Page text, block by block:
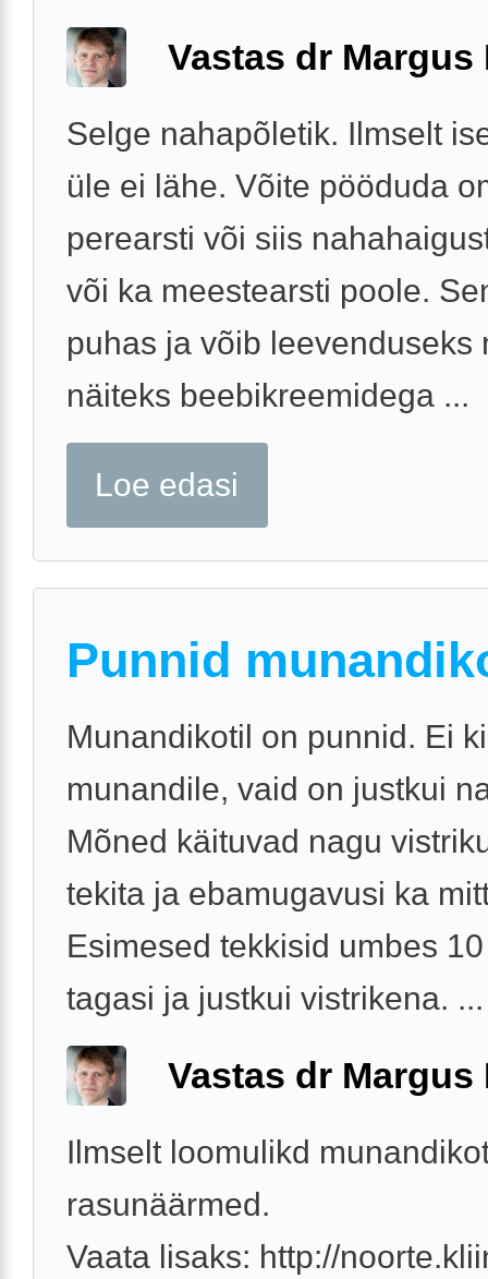
Vastas dr Margus
Selge nahapõletik. Ilmselt
üle ei lähe. Võite pööduda
perearsti või siis
või ka meestearsti poole.
puhas ja võib leevenduseks
näiteks beebikreemidega ...
Loe edasi
Punnid
Munandikotil on punnid. Ei
munandile, vaid on justkui
Mõned käituvad nagu
tekita ja ebamugavusi ka
Esimesed tekkisid umbes
tagasi ja justkui vistrikena. ...
Vastas dr Margus
Ilmselt loomulikd
rasunäärmed.
Vaata lisaks: http://